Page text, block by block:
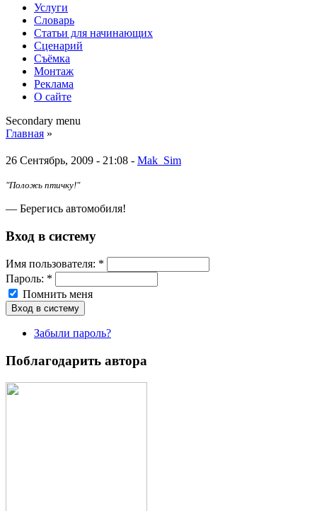
Услуги
Словарь
Статьи для начинающих
Сценарий
Съёмка
Монтаж
Реклама
О сайте
Secondary menu
Главная »
26 Сентябрь, 2009 - 21:08 - Mak_Sim
"Положь птичку!"
— Берегись автомобиля!
Вход в систему
Имя пoльзовaтeля: *
Пароль: *
Помнить меня
Забыли пароль?
Поблагодарить автора